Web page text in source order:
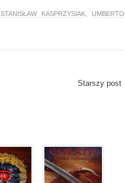
STANISŁAW KASPRZYSIAK
UMBERTO
Starszy post